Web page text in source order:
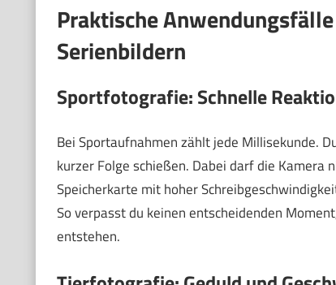
Praktische
Serienbildern
Sportfotografie: Schnelle
Bei Sportaufnahmen zählt jede Millisekunde.
kurzer Folge schießen. Dabei darf die Kamera
Speicherkarte mit hoher
So verpasst du keinen entscheidenden
entstehen.